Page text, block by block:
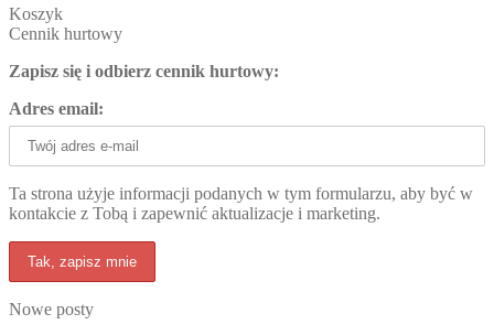
Koszyk
Cennik hurtowy
Zapisz się i odbierz cennik hurtowy:
Adres email:
Ta strona użyje informacji podanych w tym formularzu, aby być w
kontakcie z Tobą i zapewnić aktualizacje i marketing.
Nowe posty